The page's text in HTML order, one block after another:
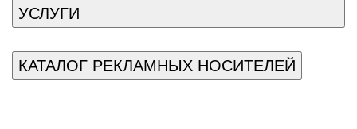
УСЛУГИ
КАТАЛОГ РЕКЛАМНЫХ НОСИТЕЛЕЙ